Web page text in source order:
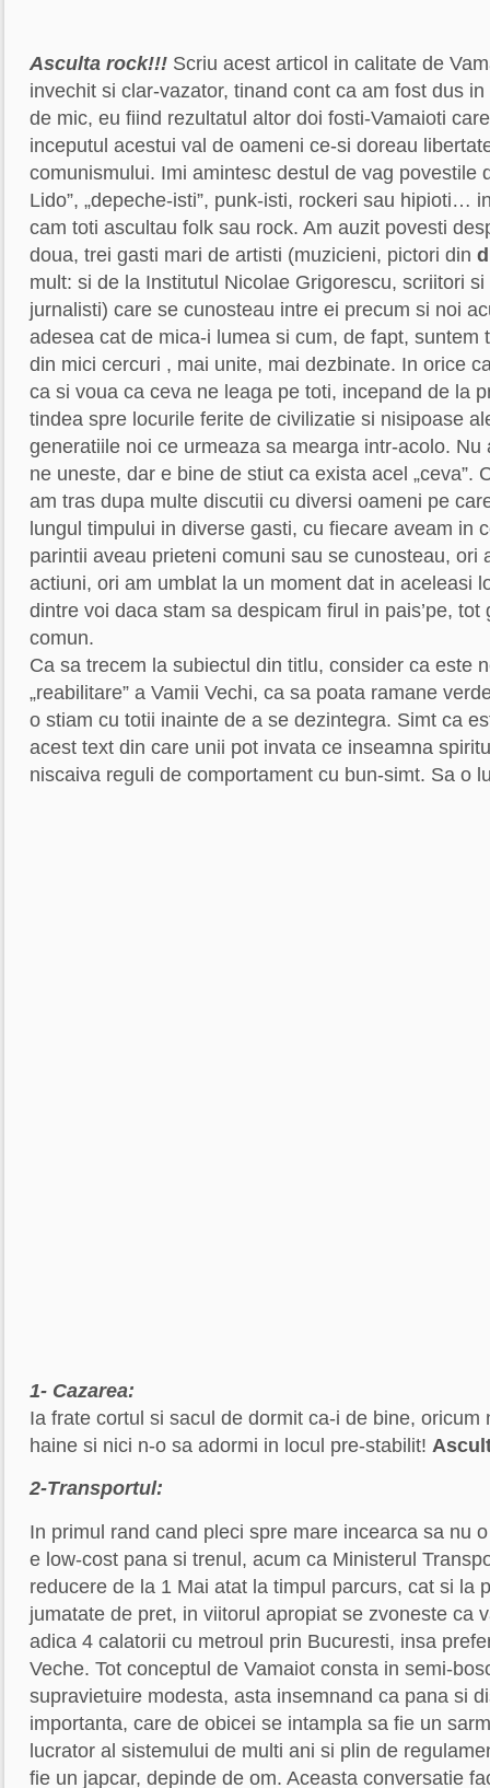
Asculta rock!!! Scriu acest articol in calitate de
invechit si clar-vazator, tinand cont ca am fost dus
de mic, eu fiind rezultatul altor doi fosti-Vamaioti
inceputul acestui val de oameni ce-si doreau
comunismului. Imi amintesc destul de vag povestile
Lido”, „depeche-isti”, punk-isti, rockeri sau hipioti…
cam toti ascultau folk sau rock. Am auzit povesti
doua, trei gasti mari de artisti (muzicieni, pictori din
mult: si de la Institutul Nicolae Grigorescu, scriitori si
jurnalisti) care se cunosteau intre ei precum si noi
adesea cat de mica-i lumea si cum, de fapt, suntem
din mici cercuri , mai unite, mai dezbinate. In orice
ca si voua ca ceva ne leaga pe toti, incepand de la
tindea spre locurile ferite de civilizatie si nisipoase
generatiile noi ce urmeaza sa mearga intr-acolo. Nu
ne uneste, dar e bine de stiut ca exista acel „ceva”.
am tras dupa multe discutii cu diversi oameni pe
lungul timpului in diverse gasti, cu fiecare aveam in
parintii aveau prieteni comuni sau se cunosteau, ori
actiuni, ori am umblat la un moment dat in aceleasi
dintre voi daca stam sa despicam firul in pais’pe, tot
comun.
Ca sa trecem la subiectul din titlu, consider ca este
„reabilitare” a Vamii Vechi, ca sa poata ramane
o stiam cu totii inainte de a se dezintegra. Simt ca
acest text din care unii pot invata ce inseamna
niscaiva reguli de comportament cu bun-simt. Sa o
1- Cazarea:
Ia frate cortul si sacul de dormit ca-i de bine, oricum
haine si nici n-o sa adormi in locul pre-stabilit!
2-Transportul:
In primul rand cand pleci spre mare incearca sa nu
e low-cost pana si trenul, acum ca Ministerul
reducere de la 1 Mai atat la timpul parcurs, cat si la
jumatate de pret, in viitorul apropiat se zvoneste ca
adica 4 calatorii cu metroul prin Bucuresti, insa
Veche. Tot conceptul de Vamaiot consta in semi-
supravietuire modesta, asta insemnand ca pana si
importanta, care de obicei se intampla sa fie un
lucrator al sistemului de multi ani si plin de
fie un japcar, depinde de om. Aceasta conversatie